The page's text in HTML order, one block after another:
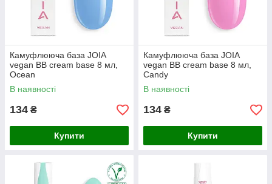
Камуфлююча база JOIA
vegan BB cream base 8 мл,
Ocean
В наявності
134 ₴
Купити
Камуфлююча база JOIA
vegan BB cream base 8 мл,
Сandy
В наявності
134 ₴
Купити